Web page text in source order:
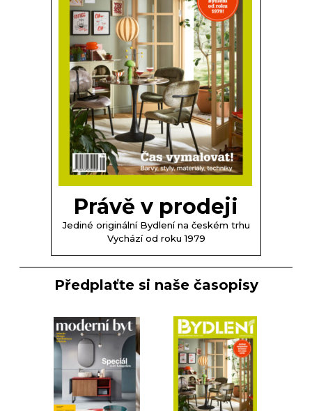
Právě v prodeji
Jediné originální Bydlení na českém trhu
Vychází od roku 1979
Předplaťte si naše časopisy